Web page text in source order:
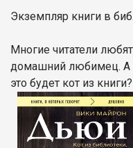
Экземпляр книги в
Многие читатели
домашний любимец. А
это будет кот из книги?